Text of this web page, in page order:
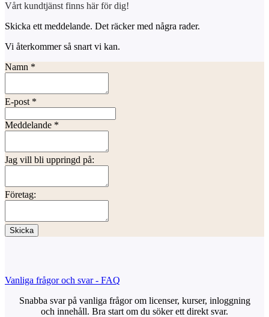
Vårt kundtjänst finns här för dig!
Skicka ett meddelande. Det räcker med några rader.
Vi återkommer så snart vi kan.
Namn *
E-post *
Meddelande *
Jag vill bli uppringd på:
Företag:
Skicka
Vanliga frågor och svar - FAQ
Snabba svar på vanliga frågor om licenser, kurser, inloggning
och innehåll. Bra start om du söker ett direkt svar.